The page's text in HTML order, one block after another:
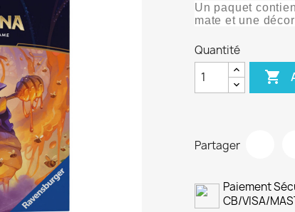
Un paquet
mate et une
Quantité

Partager
Paiement
CB/VISA/